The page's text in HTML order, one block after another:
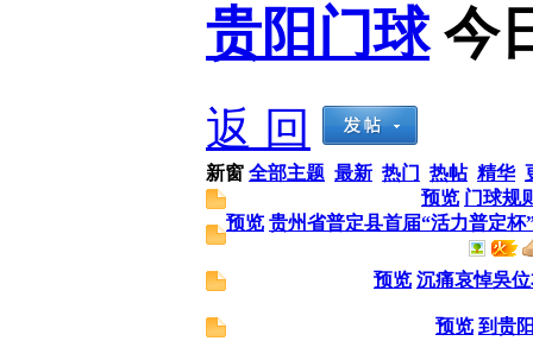
贵阳门球 今
返 回
新窗 全部主题 最新 热门 热帖 精华
预览 门球规
预览 贵州省普定县首届“活力普定
预览 沉痛哀悼吳
预览 到贵